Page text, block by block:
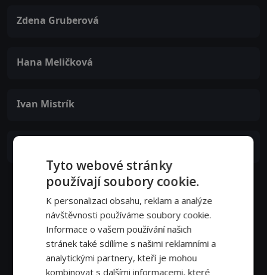
Zdena Gruberová
Hana Meličková
Ivan Mistrík
Tyto webové stránky
používají soubory cookie.
K personalizaci obsahu, reklam a analýze
návštěvnosti používáme soubory cookie.
Informace o vašem používání našich
stránek také sdílíme s našimi reklamními a
analytickými partnery, kteří je mohou
kombinovat s dalšími informacemi, které